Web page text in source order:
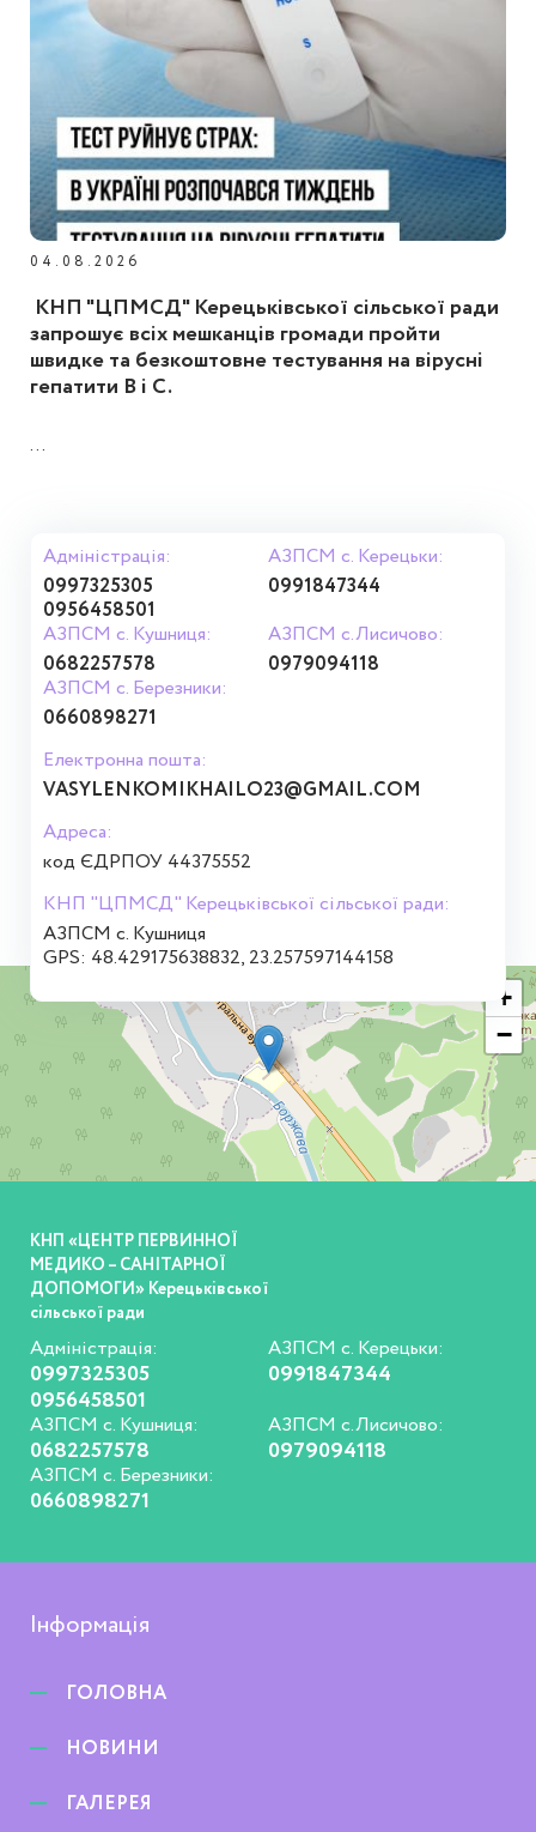
04.08.2026
КНП "ЦПМСД" Керецьківської сільської ради
запрошує всіх мешканців громади пройти
швидке та безкоштовне тестування на вірусні
гепатити B і C.
...
Адміністрація:
0997325305
0956458501
АЗПСМ с. Керецьки:
0991847344
АЗПСМ с. Кушниця:
0682257578
АЗПСМ с.Лисичово:
0979094118
АЗПСМ с. Березники:
0660898271
Електронна пошта:
VASYLENKOMIKHAILO23@GMAIL.COM
Адреса:
код ЄДРПОУ 44375552
КНП "ЦПМСД" Керецьківської сільської ради:
АЗПСМ с. Кушниця
GPS: 48.429175638832, 23.257597144158
+
−
КНП «ЦЕНТР ПЕРВИННОЇ
МЕДИКО – САНІТАРНОЇ
ДОПОМОГИ» Керецьківської
сільської ради
Адміністрація:
0997325305
0956458501
АЗПСМ с. Керецьки:
0991847344
АЗПСМ с. Кушниця:
0682257578
АЗПСМ с.Лисичово:
0979094118
АЗПСМ с. Березники:
0660898271
Інформація
ГОЛОВНА
НОВИНИ
ГАЛЕРЕЯ